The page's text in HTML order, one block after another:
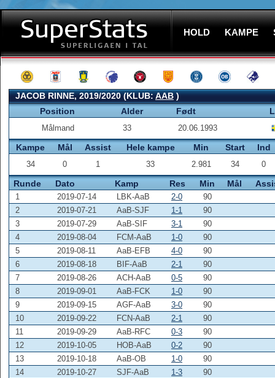
HOLD KAMPE
JACOB RINNE, 2019/2020 (KLUB:AAB)
Position
Alder Født
Målmand 33 20.06.1993
Kampe Mål Assist Hele kampe Min Start Ind
34 0 1 33 2.981 34 0
Runde Dato Kamp Res Min Mål
1 2019-07-14 LBK-AaB 2-0
90
2
2019-07-21 AaB-SJF 1-1
90
3
2019-07-29 AaB-SIF 3-1
90
4
2019-08-04 FCM-AaB 1-0
90
5
2019-08-11 AaB-EFB 4-0
90
6
2019-08-18 BIF-AaB 2-1
90
7
2019-08-26 ACH-AaB 0-5
90
8
2019-09-01 AaB-FCK 1-0
90
9
2019-09-15 AGF-AaB 3-0
90
10
2019-09-22 FCN-AaB 2-1
90
11
2019-09-29 AaB-RFC 0-3
90
12
2019-10-05 HOB-AaB 0-2
90
13
2019-10-18 AaB-OB 1-0
90
14
2019-10-27 SJF-AaB 1-3
90